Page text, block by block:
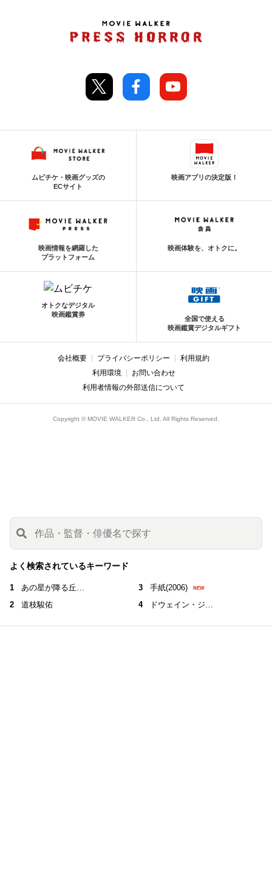
ムビチケ・映画グッズの
ECサイト
映画アプリの決定版！
映画情報を網羅した
プラットフォーム
映画体験を、オトクに。
オトクなデジタル
映画鑑賞券
全国で使える
映画鑑賞デジタルギフト
会社概要 プライバシーポリシー
利用規約
利用環境
お問い合わせ
利用者情報の外部送信について
Copyright © MOVIE WALKER Co., Ltd. All Rights Reserved.
よく検索されているキーワード
1
あの星が降る丘…
2
道枝駿佑
3 手紙(2006) NEW
4 ドウェイン・ジ…